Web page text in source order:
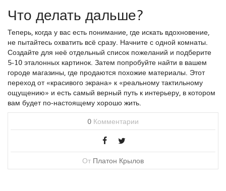
Что делать дальше?
Теперь, когда у вас есть понимание, где искать вдохновение,
не пытайтесь охватить всё сразу. Начните с одной комнаты.
Создайте для неё отдельный список пожеланий и подберите
5-10 эталонных картинок. Затем попробуйте найти в вашем
городе магазины, где продаются похожие материалы. Этот
переход от «красивого экрана» к «реальному тактильному
ощущению» и есть самый верный путь к интерьеру, в котором
вам будет по-настоящему хорошо жить.
0 Комментарии
От Платон Крылов